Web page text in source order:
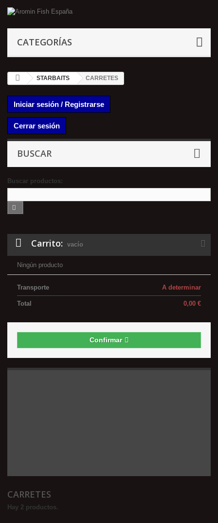
CATEGORÍAS
STARBAITS CARRETES
Iniciar sesión / Registrarse
Cerrar sesión
BUSCAR
Buscar productos:
Carrito: vacío
Ningún producto
A determinar
Transporte
0,00 €
Total
Confirmar
CARRETES
Hay 2 productos.